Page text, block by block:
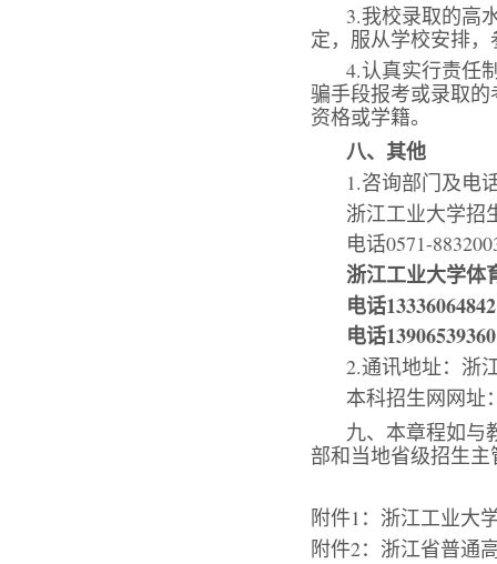
3.我校录取的高
定，服从学校安排
4.认真实行责任
骗手段报考或录取
资格或学籍。
八、其他
1.咨询部门及电
浙江工业大学招
电话0571-
浙江工业大学体
电话13336064842
电话1
2.通讯地址：浙
本科招生网网址
九、本章程如与
部和当地省级招生
附件1：浙江工业大
附件2：浙江省普通